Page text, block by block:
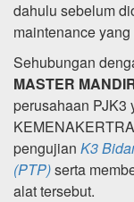
dahulu sebelum
maintenance
Sehubungan
MASTER
perusahaan PJK3
pengujian K3
(PTP)serta
alat tersebut.